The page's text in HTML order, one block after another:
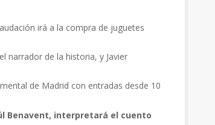
irá a la compra de juguetes
narrador de la historia, y Javier
de Madrid con entradas desde 10
Benavent, interpretará el cuento